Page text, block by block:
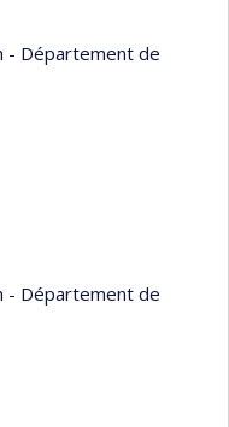
- Département de
- Département de